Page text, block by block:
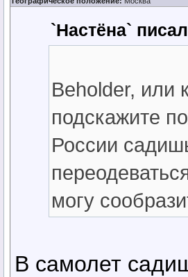
`Настёна`
Beholder, или
подскажите
России
могу
В самолет